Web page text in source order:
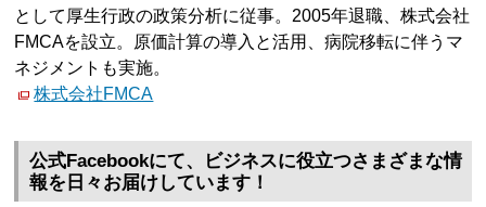
として厚生行政の政策分析に従事。2005年退職、株式会社
FMCAを設立。原価計算の導入と活用、病院移転に伴うマ
ネジメントも実施。
株式会社FMCA
公式Facebookにて、ビジネスに役立つさまざまな情
報を日々お届けしています！